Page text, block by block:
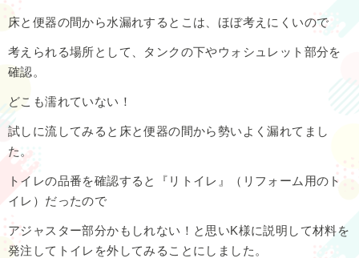
床と便器の間から水漏れするとこは、ほぼ考えにくいので
考えられる場所として、タンクの下やウォシュレット部分を
確認。
どこも濡れていない！
試しに流してみると床と便器の間から勢いよく漏れてまし
た。
トイレの品番を確認すると『リトイレ』（リフォーム用のト
イレ）だったので
アジャスター部分かもしれない！と思いK様に説明して材料を
発注してトイレを外してみることにしました。